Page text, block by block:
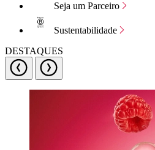
Seja um Parceiro
Sustentabilidade
DESTAQUES